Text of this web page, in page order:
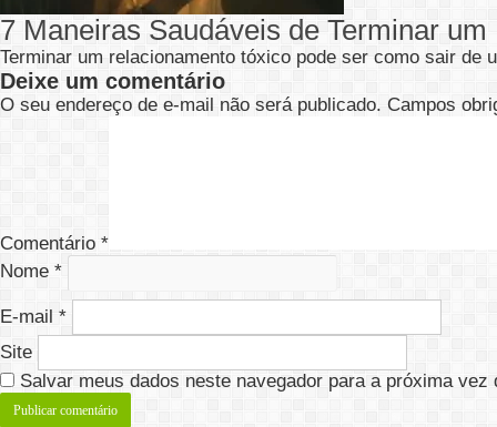
7 Maneiras Saudáveis de Terminar
Terminar um relacionamento tóxico pode ser como sair
Deixe um comentário
O seu endereço de e-mail não será publicado. Campos
Comentário *
Nome *
E-mail *
Site
Salvar meus dados neste navegador para a próxima vez